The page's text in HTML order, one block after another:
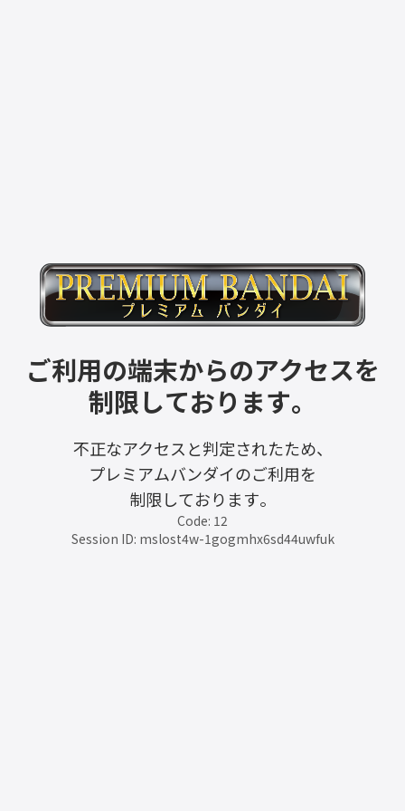
ご利用の端末からのアクセスを
制限しております。
不正なアクセスと判定されたため、
プレミアムバンダイのご利用を
制限しております。
Code: 12
Session ID: mslost4w-1gogmhx6sd44uwfuk